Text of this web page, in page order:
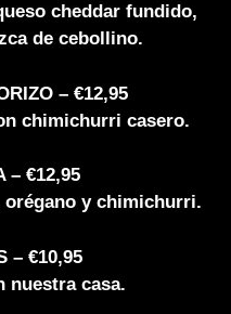
cheddar fundido,
de cebollino.
– €12,95
chimichurri casero.
– €12,95
y chimichurri.
– €10,95
nuestra casa.